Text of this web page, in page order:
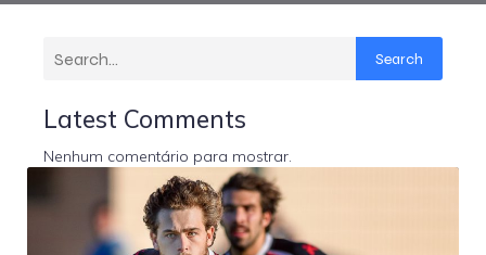
Search
Latest Comments
Nenhum comentário para mostrar.